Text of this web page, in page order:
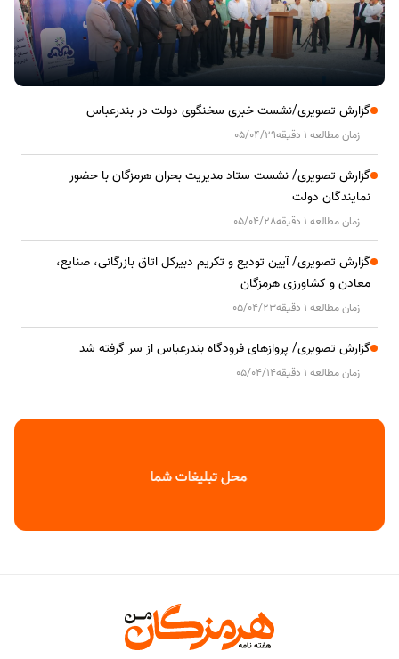
گزارش تصویری/نشست خبری سخنگوی دولت در بندرعباس
زمان مطالعه 1 دقیقه 05/04/29
گزارش تصویری/ نشست ستاد مدیریت بحران هرمزگان با حضور
نمایندگان دولت
زمان مطالعه 1 دقیقه 05/04/28
گزارش تصویری/ آیین تودیع و تکریم دبیرکل اتاق بازرگانی، صنایع،
معادن و کشاورزی هرمزگان
زمان مطالعه 1 دقیقه 05/04/23
گزارش تصویری/ پروازهای فرودگاه بندرعباس از سر گرفته شد
زمان مطالعه 1 دقیقه 05/04/14